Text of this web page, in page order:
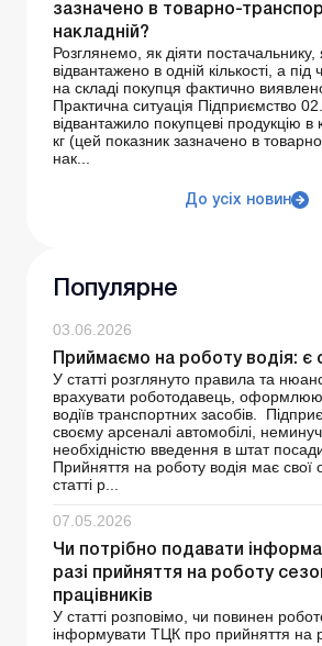
зазначено в товарно-
накладній?
Розглянемо, як діяти
відвантажено в одній кількості, а
на складі покупця фактично
Практична ситуація Підприємство
відвантажило покупцеві продукцію в
кг (цей показник зазначено в
нак...
До усіх новин
Популярне
03.06.2026
Приймаємо на роботу водія: є
У статті розглянуто правила та
врахувати роботодавець,
водіїв транспортних засобів.
своєму арсеналі автомобілі,
необхідністю введення в штат
Прийняття на роботу водія має свої
статті р...
07.05.2026
Чи потрібно подавати
разі прийняття на роботу
працівників
У статті розповімо, чи повинен
інформувати ТЦК про прийняття на